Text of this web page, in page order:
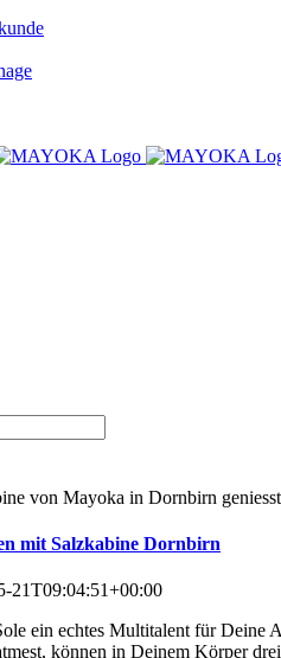
mit Salzkabine Dornbirn
21T09:04:51+00:00
ein echtes Multitalent für Deine
können in Deinem Körper